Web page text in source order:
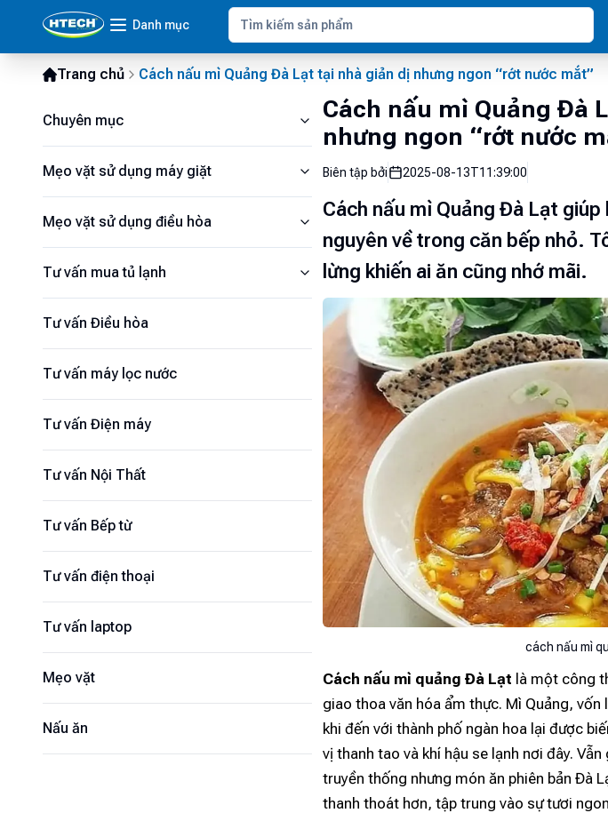
Danh mục
Trang chủ Cách nấu mì Quảng Đà Lạt tại nhà giản dị nhưng ngon “rớt nước mắt”
Chuyên mục
Mẹo vặt sử dụng máy giặt
Mẹo vặt sử dụng điều hòa
Tư vấn mua tủ lạnh
Tư vấn Điều hòa
Tư vấn máy lọc nước
Tư vấn Điện máy
Tư vấn Nội Thất
Tư vấn Bếp từ
Tư vấn điện thoại
Tư vấn laptop
Mẹo vặt
Nấu ăn
Cách nấu mì Quảng Đà
nhưng ngon “rớt nước
Biên tập bởi 2025-08-13T11:39:00
Cách nấu mì Quảng Đà Lạt
nguyên về trong căn bếp nhỏ.
lừng khiến ai ăn cũng nhớ mãi.
cách nấu mì
Cách nấu mì quảng Đà Lạt là một công
giao thoa văn hóa ẩm thực. Mì Quảng,
khi đến với thành phố ngàn hoa lại được
vị thanh tao và khí hậu se lạnh nơi đây.
truyền thống nhưng món ăn phiên bản Đà
thanh thoát hơn, tập trung vào sự tươi